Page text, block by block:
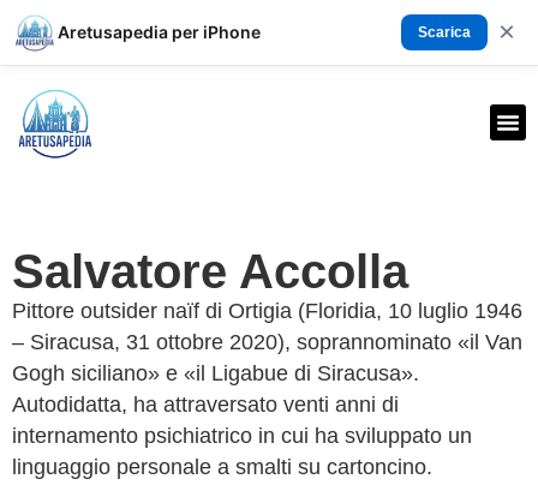
Aretusapedia per iPhone Scarica ×
Salvatore Accolla
Pittore outsider naïf di Ortigia (Floridia, 10 luglio 1946
– Siracusa, 31 ottobre 2020), soprannominato «il Van
Gogh siciliano» e «il Ligabue di Siracusa».
Autodidatta, ha attraversato venti anni di
internamento psichiatrico in cui ha sviluppato un
linguaggio personale a smalti su cartoncino.